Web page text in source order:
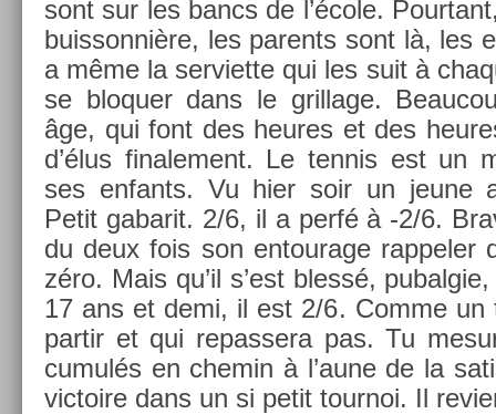
sont sur les bancs de l’école.
buis­sonniè­re, les parents sont là, les
a même la ser­viet­te qui les suit à
se bloqu­er dans le gril­lage.
âge, qui font des heures et des
d’élus fin­ale­ment. Le ten­nis est un
ses en­fants. Vu hier soir un jeune
Petit gabarit. 2/6, il a perfé à -2/6.
du deux fois son en­tourage rap­pel­er
zéro. Mais qu’il s’est blessé,
17 ans et demi, il est 2/6. Comme un
par­tir et qui re­pas­sera pas. Tu
cumulés en chemin à l’aune de la
vic­toire dans un si petit tour­noi. Il